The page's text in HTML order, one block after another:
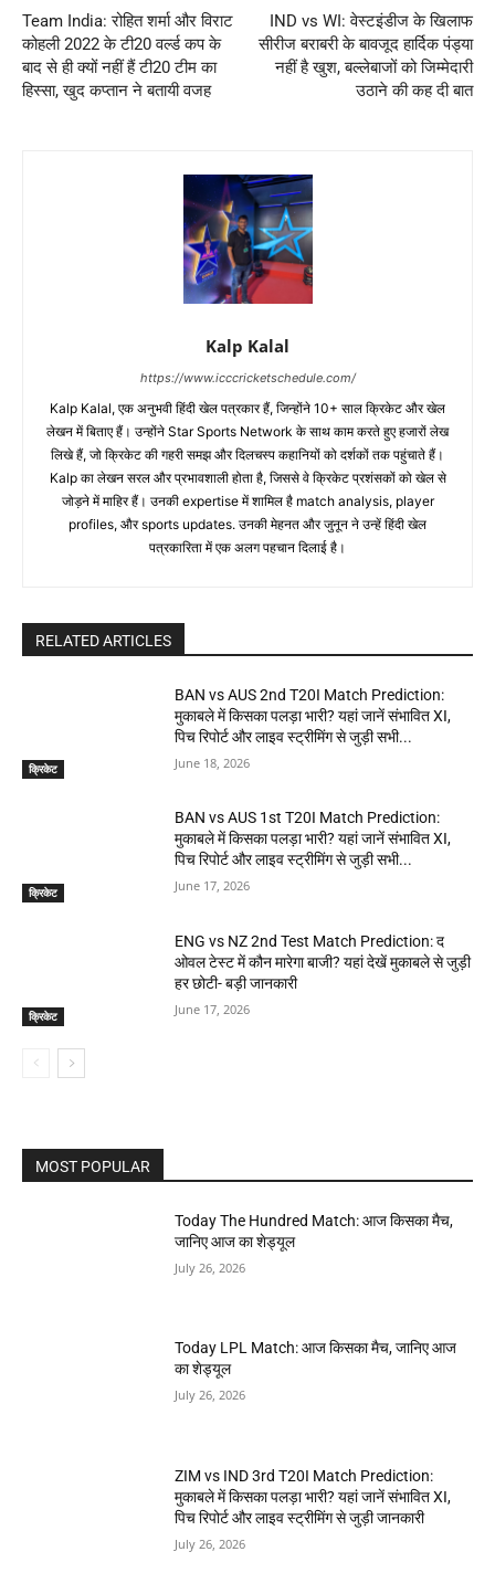
Team India: रोहित शर्मा और विराट
कोहली 2022 के टी20 वर्ल्ड कप के
बाद से ही क्यों नहीं हैं टी20 टीम का
हिस्सा, खुद कप्तान ने बतायी वजह
IND vs WI: वेस्टइंडीज के खिलाफ
सीरीज बराबरी के बावजूद हार्दिक पंड्या
नहीं है खुश, बल्लेबाजों को जिम्मेदारी
उठाने की कह दी बात
Kalp Kalal
https://www.icccricketschedule.com/
Kalp Kalal, एक अनुभवी हिंदी खेल पत्रकार हैं, जिन्होंने 10+ साल क्रिकेट और खेल
लेखन में बिताए हैं। उन्होंने Star Sports Network के साथ काम करते हुए हजारों लेख
लिखे हैं, जो क्रिकेट की गहरी समझ और दिलचस्प कहानियों को दर्शकों तक पहुंचाते हैं।
Kalp का लेखन सरल और प्रभावशाली होता है, जिससे वे क्रिकेट प्रशंसकों को खेल से
जोड़ने में माहिर हैं। उनकी expertise में शामिल है match analysis, player
profiles, और sports updates. उनकी मेहनत और जुनून ने उन्हें हिंदी खेल
पत्रकारिता में एक अलग पहचान दिलाई है।
RELATED ARTICLES
क्रिकेट
BAN vs AUS 2nd T20I Match Prediction:
मुकाबले में किसका पलड़ा भारी? यहां जानें संभावित XI,
पिच रिपोर्ट और लाइव स्ट्रीमिंग से जुड़ी सभी...
June 18, 2026
क्रिकेट
BAN vs AUS 1st T20I Match Prediction:
मुकाबले में किसका पलड़ा भारी? यहां जानें संभावित XI,
पिच रिपोर्ट और लाइव स्ट्रीमिंग से जुड़ी सभी...
June 17, 2026
क्रिकेट
ENG vs NZ 2nd Test Match Prediction: द
ओवल टेस्ट में कौन मारेगा बाजी? यहां देखें मुकाबले से जुड़ी
हर छोटी- बड़ी जानकारी
June 17, 2026
MOST POPULAR
Today The Hundred Match: आज किसका मैच,
जानिए आज का शेड्यूल
July 26, 2026
Today LPL Match: आज किसका मैच, जानिए आज
का शेड्यूल
July 26, 2026
ZIM vs IND 3rd T20I Match Prediction:
मुकाबले में किसका पलड़ा भारी? यहां जानें संभावित XI,
पिच रिपोर्ट और लाइव स्ट्रीमिंग से जुड़ी जानकारी
July 26, 2026